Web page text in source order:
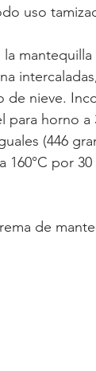
uso
de nieve.
horno a
(446
160°C por
de